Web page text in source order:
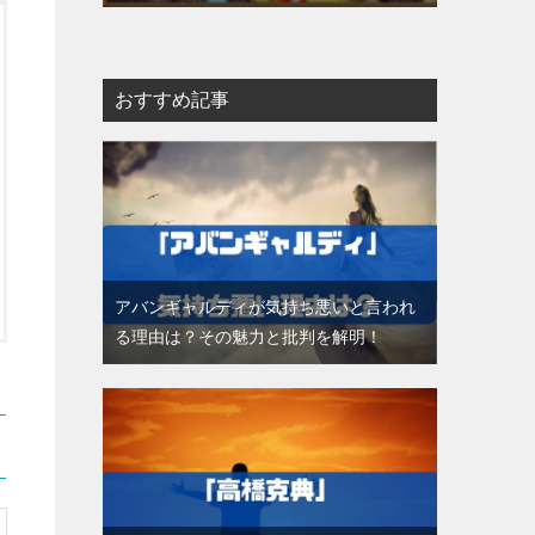
おすすめ記事
アバンギャルディが気持ち悪いと言われ
る理由は？その魅力と批判を解明！